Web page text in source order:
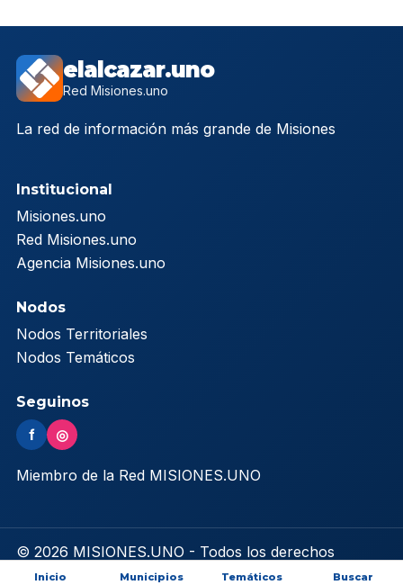
elalcazar.uno
Red Misiones.uno
La red de información más grande de Misiones
Institucional
Misiones.uno
Red Misiones.uno
Agencia Misiones.uno
Nodos
Nodos Territoriales
Nodos Temáticos
Seguinos
f ◎
Miembro de la Red MISIONES.UNO
© 2026 MISIONES.UNO - Todos los derechos
reservados
Inicio Municipios Temáticos Buscar